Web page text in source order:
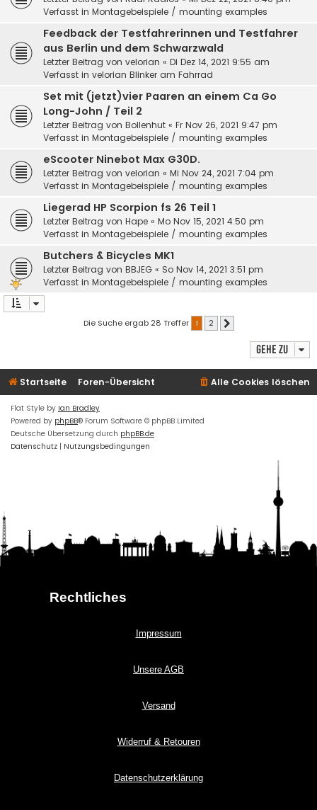
Verfasst in Montagebeispiele / mounting examples
Feedback der Testfahrerinnen und Testfahrer
aus Berlin und dem Schwarzwald
Letzter Beitrag von velorian « Di Dez 14, 2021 9:55 am
Verfasst in velorian Blinker am Fahrrad
Set mit (jetzt)vier Paaren an einem Ca Go
Long-John / Teil 2
Letzter Beitrag von Bollenhut « Fr Nov 26, 2021 9:47 pm
Verfasst in Montagebeispiele / mounting examples
eScooter Ninebot Max G30D.
Letzter Beitrag von velorian « Mi Nov 24, 2021 7:04 pm
Verfasst in Montagebeispiele / mounting examples
Liegerad HP Scorpion fs 26 Teil 1
Letzter Beitrag von Hape « Mo Nov 15, 2021 4:50 pm
Verfasst in Montagebeispiele / mounting examples
Butchers & Bicycles MK1
Letzter Beitrag von BBJEG « So Nov 14, 2021 3:51 pm
Verfasst in Montagebeispiele / mounting examples
Die Suche ergab 28 Treffer 1 2
Gehe zu
Startseite Foren-Übersicht Alle Cookies löschen
Flat Style by Ian Bradley
Powered by phpBB® Forum Software © phpBB Limited
Deutsche Übersetzung durch phpBB.de
Datenschutz | Nutzungsbedingungen
Rechtliches
Impressum
Unsere AGB
Versand
Widerruf & Retouren
Datenschutzerklärung